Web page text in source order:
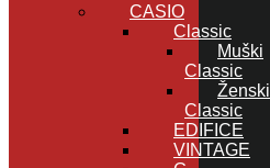
CASIO
Classic
Muški
Classic
Ženski
Classic
EDIFICE
VINTAGE